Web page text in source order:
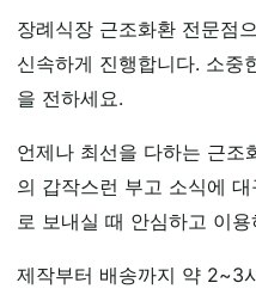
장례식장 근조화환 전문점
신속하게 진행합니다. 소중
을 전하세요.
언제나 최선을 다하는 근조
의 갑작스런 부고 소식에
로 보내실 때 안심하고 이
제작부터 배송까지 약 2~3